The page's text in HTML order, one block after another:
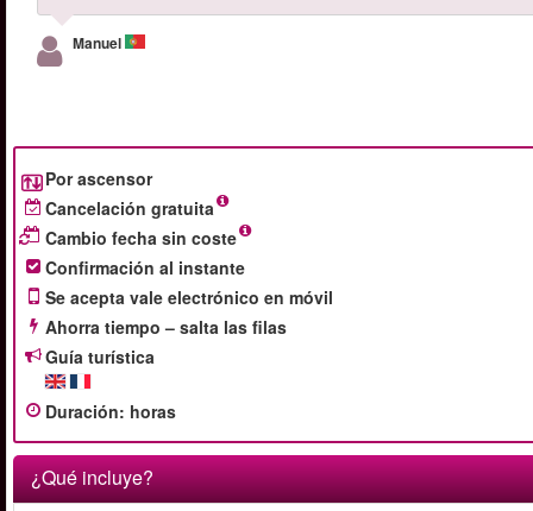
Manuel
Por ascensor
Cancelación gratuita
Cambio fecha sin coste
Confirmación al instante
Se acepta vale electrónico en móvil
Ahorra tiempo – salta las filas
Guía turística
Duración: horas
¿Qué incluye?